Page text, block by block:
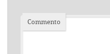
Commento